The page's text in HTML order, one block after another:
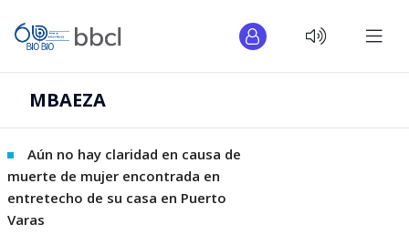
MBAEZA
Aún no hay claridad en causa de
muerte de mujer encontrada en
entretecho de su casa en Puerto
Varas